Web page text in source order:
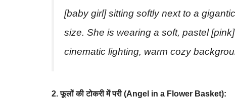
[baby girl] sitting softly next to a
size. She is wearing a soft, pastel
cinematic lighting, warm cozy
2. फूलों की टोकरी में परी (Angel in a Flower Basket):